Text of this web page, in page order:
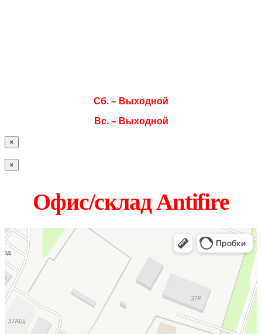
Сб. – Выходной
Вс. – Выходной
×
×
Офис/склад Antifire